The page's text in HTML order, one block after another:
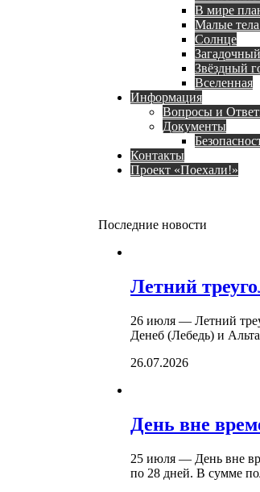
В мире
Малые
Солнце
Звёздный
Вселенная
Информация
Вопросы и
Документы
Контакты
Проект «Поехали!»
Последние новости
Летний
26 июля — Летний
Денеб (Лебедь) и
26.07.2026
День вне
25 июля — День вне
по 28 дней. В сумме